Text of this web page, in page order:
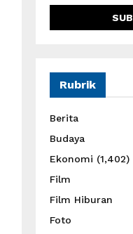
Rubrik
Berita
Budaya
Ekonomi (1,402)
Film
Film Hiburan
Foto